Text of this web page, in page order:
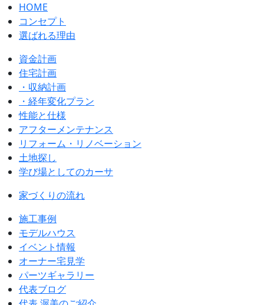
HOME
コンセプト
選ばれる理由
資金計画
住宅計画
・収納計画
・経年変化プラン
性能と仕様
アフターメンテナンス
リフォーム・リノベーション
土地探し
学び場としてのカーサ
家づくりの流れ
施工事例
モデルハウス
イベント情報
オーナー宅見学
パーツギャラリー
代表ブログ